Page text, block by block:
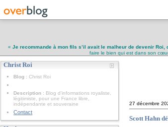
« Je recommande à mon fils s’il avait le malheur de devenir
faire le bien qui est dans son
Christ Roi
Blog : Christ Roi
Description : Blog d'informations royaliste,
légitimiste, pour une France libre,
indépendante et souveraine
Contact
27 décembre
Scott Hahn